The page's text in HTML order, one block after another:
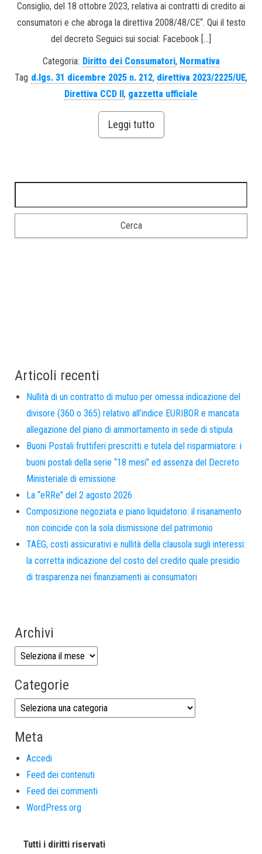
Consiglio, del 18 ottobre 2023, relativa ai contratti di credito ai
consumatori e che abroga la direttiva 2008/48/CE“. Qui il testo
del decreto Seguici sui social: Facebook […]
Categoria: Diritto dei Consumatori, Normativa
Tag d.lgs. 31 dicembre 2025 n. 212, direttiva 2023/2225/UE,
Direttiva CCD II, gazzetta ufficiale
Leggi tutto
Articoli recenti
Nullità di un contratto di mutuo per omessa indicazione del
divisore (360 o 365) relativo all’indice EURIBOR e mancata
allegazione del piano di ammortamento in sede di stipula
Buoni Postali fruttiferi prescritti e tutela del risparmiatore: i
buoni postali della serie “18 mesi” ed assenza del Decreto
Ministeriale di emissione
La “eRRe” del 2 agosto 2026
Composizione negoziata e piano liquidatorio: il risanamento
non coincide con la sola dismissione del patrimonio
TAEG, costi assicurativi e nullità della clausola sugli interessi:
la corretta indicazione del costo del credito quale presidio
di trasparenza nei finanziamenti ai consumatori
Archivi
Categorie
Meta
Accedi
Feed dei contenuti
Feed dei commenti
WordPress.org
Tutti i diritti riservati